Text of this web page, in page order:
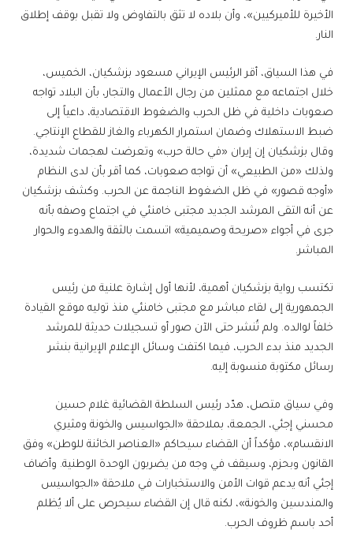
الأخيرة للأميركيين»، وأن بلاده لا تثق بالتفاوض ولا تقبل بوقف إطلاق
النار.
في هذا السياق، أقر الرئيس الإيراني مسعود بزشكيان، الخميس،
خلال اجتماعه مع ممثلين من رجال الأعمال والتجار، بأن البلاد تواجه
صعوبات داخلية في ظل الحرب والضغوط الاقتصادية، داعياً إلى
ضبط الاستهلاك وضمان استمرار الكهرباء والغاز للقطاع الإنتاجي.
وقال بزشكيان إن إيران «في حالة حرب» وتعرضت لهجمات شديدة،
ولذلك «من الطبيعي» أن تواجه صعوبات، كما أقر بأن لدى النظام
«أوجه قصور» في ظل الضغوط الناجمة عن الحرب. وكشف بزشكيان
عن أنه التقى المرشد الجديد مجتبى خامنئي في اجتماع وصفه بأنه
جرى في أجواء «صريحة وصميمية» اتسمت بالثقة والهدوء والحوار
المباشر.
تكتسب رواية بزشكيان أهمية، لأنها أول إشارة علنية من رئيس
الجمهورية إلى لقاء مباشر مع مجتبى خامنئي منذ توليه موقع القيادة
خلفاً لوالده. ولم تُنشر حتى الآن صور أو تسجيلات حديثة للمرشد
الجديد منذ بدء الحرب، فيما اكتفت وسائل الإعلام الإيرانية بنشر
رسائل مكتوبة منسوبة إليه.
وفي سياق متصل، هدّد رئيس السلطة القضائية غلام حسين
محسني إجئي، الجمعة، بملاحقة «الجواسيس والخونة ومثيري
الانقسام»، مؤكداً أن القضاء سيحاكم «العناصر الخائنة للوطن» وفق
القانون وبحزم، وسيقف في وجه من يضربون الوحدة الوطنية. وأضاف
إجئي أنه يدعم قوات الأمن والاستخبارات في ملاحقة «الجواسيس
والمندسين والخونة»، لكنه قال إن القضاء سيحرص على ألا يُظلم
أحد باسم ظروف الحرب.